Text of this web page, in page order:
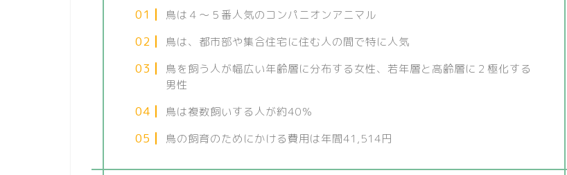
鳥は４～５番人気のコンパニオンアニマル
鳥は、都市部や集合住宅に住む人の間で特に人気
鳥を飼う人が幅広い年齢層に分布する女性、若年層と高齢層に２極化する
男性
鳥は複数飼いする人が約40％
鳥の飼育のためにかける費用は年間41,514円